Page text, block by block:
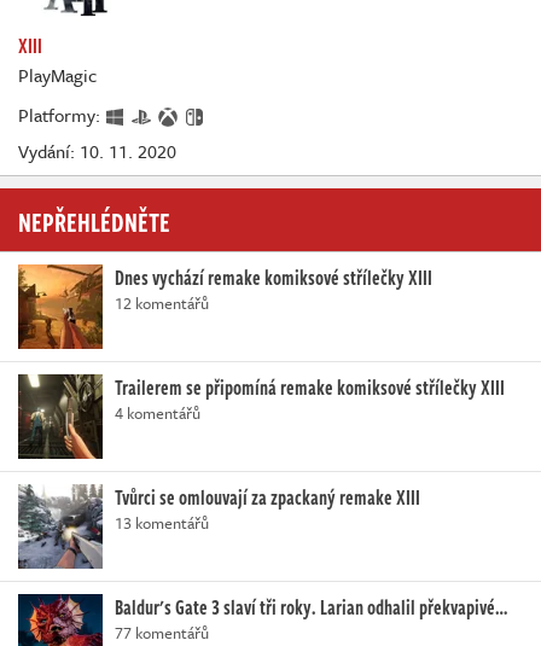
XIII
PlayMagic
Platformy:
Vydání: 10. 11. 2020
NEPŘEHLÉDNĚTE
Dnes vychází remake komiksové střílečky XIII
12 komentářů
Trailerem se připomíná remake komiksové střílečky XIII
4 komentářů
Tvůrci se omlouvají za zpackaný remake XIII
13 komentářů
Baldur's Gate 3 slaví tři roky. Larian odhalil překvapivé…
77 komentářů